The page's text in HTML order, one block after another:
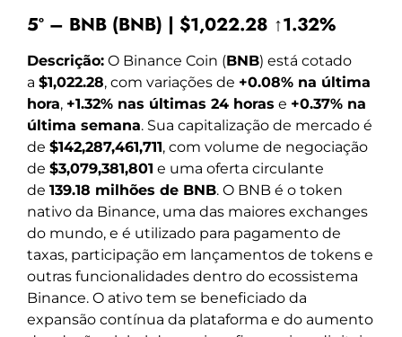
5º – BNB (BNB) | $1,022.28 ↑1.32%
Descrição: O Binance Coin (BNB) está cotado
a $1,022.28, com variações de +0.08% na última
hora, +1.32% nas últimas 24 horas e +0.37% na
última semana. Sua capitalização de mercado é
de $142,287,461,711, com volume de negociação
de $3,079,381,801 e uma oferta circulante
de 139.18 milhões de BNB. O BNB é o token
nativo da Binance, uma das maiores exchanges
do mundo, e é utilizado para pagamento de
taxas, participação em lançamentos de tokens e
outras funcionalidades dentro do ecossistema
Binance. O ativo tem se beneficiado da
expansão contínua da plataforma e do aumento